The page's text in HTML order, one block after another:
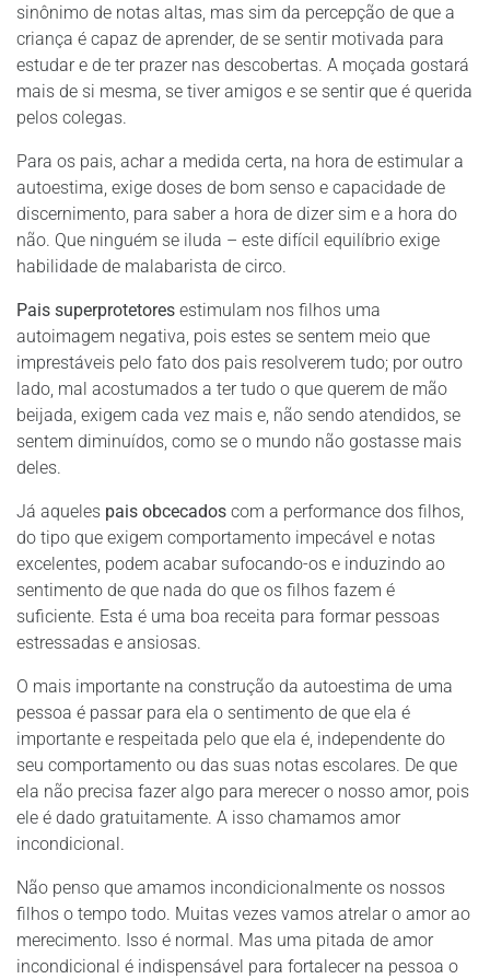
sinônimo de notas altas, mas sim da percepção de que a
criança é capaz de aprender, de se sentir motivada para
estudar e de ter prazer nas descobertas. A moçada gostará
mais de si mesma, se tiver amigos e se sentir que é querida
pelos colegas.
Para os pais, achar a medida certa, na hora de estimular a
autoestima, exige doses de bom senso e capacidade de
discernimento, para saber a hora de dizer sim e a hora do
não. Que ninguém se iluda – este difícil equilíbrio exige
habilidade de malabarista de circo.
Pais superprotetores estimulam nos filhos uma
autoimagem negativa, pois estes se sentem meio que
imprestáveis pelo fato dos pais resolverem tudo; por outro
lado, mal acostumados a ter tudo o que querem de mão
beijada, exigem cada vez mais e, não sendo atendidos, se
sentem diminuídos, como se o mundo não gostasse mais
deles.
Já aqueles pais obcecados com a performance dos filhos,
do tipo que exigem comportamento impecável e notas
excelentes, podem acabar sufocando-os e induzindo ao
sentimento de que nada do que os filhos fazem é
suficiente. Esta é uma boa receita para formar pessoas
estressadas e ansiosas.
O mais importante na construção da autoestima de uma
pessoa é passar para ela o sentimento de que ela é
importante e respeitada pelo que ela é, independente do
seu comportamento ou das suas notas escolares. De que
ela não precisa fazer algo para merecer o nosso amor, pois
ele é dado gratuitamente. A isso chamamos amor
incondicional.
Não penso que amamos incondicionalmente os nossos
filhos o tempo todo. Muitas vezes vamos atrelar o amor ao
merecimento. Isso é normal. Mas uma pitada de amor
incondicional é indispensável para fortalecer na pessoa o